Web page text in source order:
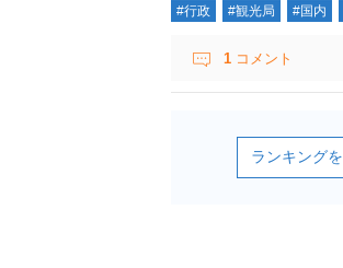
#行政 #観光局 #国内
1 コメント